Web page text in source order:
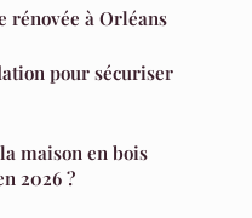
rénovée à Orléans
pour sécuriser
maison en bois
2026 ?